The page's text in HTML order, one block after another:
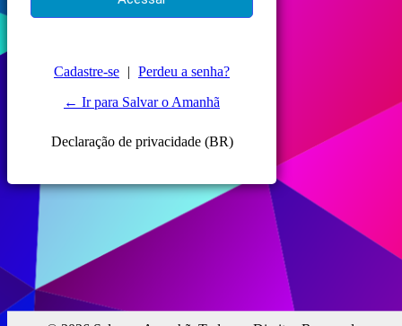
Cadastre-se | Perdeu a senha?
← Ir para Salvar o Amanhã
Declaração de privacidade (BR)